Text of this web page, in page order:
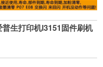
生打印机l3151固件刷机